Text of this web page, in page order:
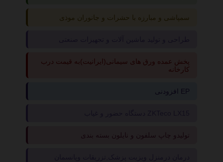
سمپاشی و مبارزه با حشرات و جانوران موذی
پخش عمده ورق های سیمانی(ایرانیت)به قیمت درب
کارخانه
افزودنی EP
تولیدو چاپ سلفون و نایلون بسته بندی